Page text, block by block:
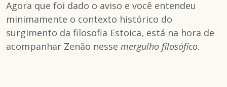
Agora que foi dado o aviso e você entendeu
minimamente o contexto histórico do
surgimento da filosofia Estoica, está na hora de
acompanhar Zenão nesse mergulho filosófico.